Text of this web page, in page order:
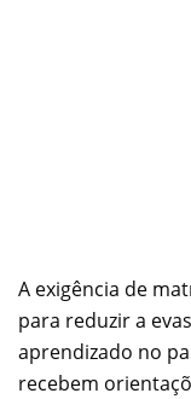
A exigência de
para reduzir a
aprendizado no
recebem